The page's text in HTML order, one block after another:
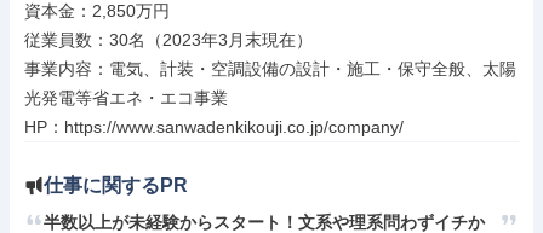
資本金：2,850万円
従業員数：30名（2023年3月末現在）
事業内容：電気、計装・空調設備の設計・施工・保守全般、太陽
光発電等省エネ・エコ事業
HP：https://www.sanwadenkikouji.co.jp/company/
仕事に関するPR
半数以上が未経験からスタート！文系や理系問わずイチか